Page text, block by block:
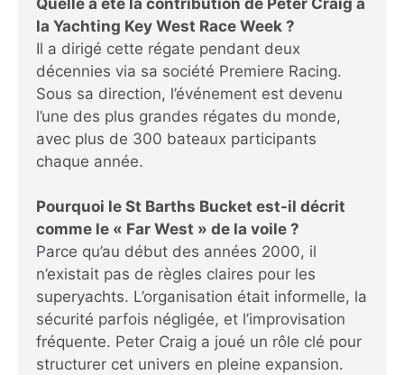
la Yachting Key West Race Week ?
Il a dirigé cette régate pendant deux
décennies via sa société Premiere Racing.
Sous sa direction, l’événement est devenu
l’une des plus grandes régates du monde,
avec plus de 300 bateaux participants
chaque année.
Pourquoi le St Barths Bucket est-il décrit
comme le « Far West » de la voile ?
Parce qu’au début des années 2000, il
n’existait pas de règles claires pour les
superyachts. L’organisation était informelle, la
sécurité parfois négligée, et l’improvisation
fréquente. Peter Craig a joué un rôle clé pour
structurer cet univers en pleine expansion.